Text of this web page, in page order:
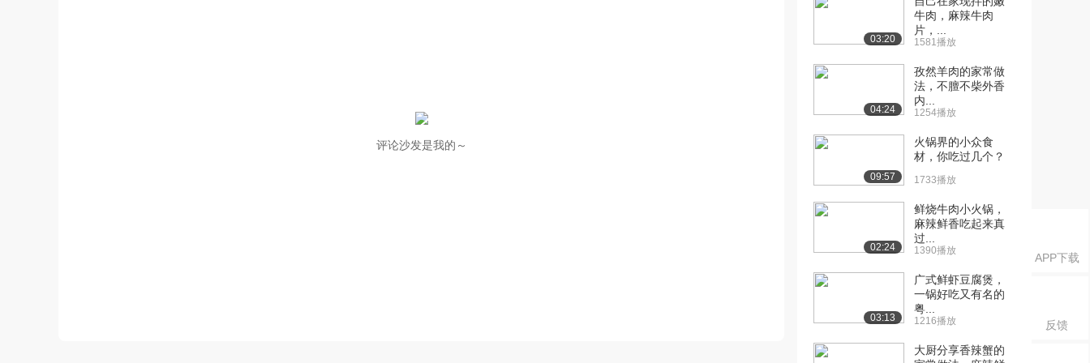
APP下载
反馈
评论沙发是我的～
03:20
牛肉，麻辣牛肉
片，...
1581播放
04:24
孜然羊肉的家常做
法，不膻不柴外香
内...
1254播放
09:57
火锅界的小众食
材，你吃过几个？
1733播放
02:24
鲜烧牛肉小火锅，
麻辣鲜香吃起来真
过...
1390播放
03:13
广式鲜虾豆腐煲，
一锅好吃又有名的
粤...
1216播放
大厨分享香辣蟹的